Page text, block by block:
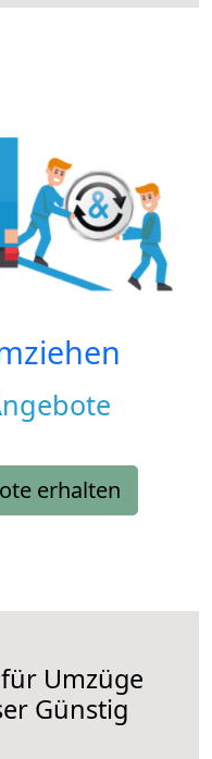
erhalten
Umzüge
Günstig